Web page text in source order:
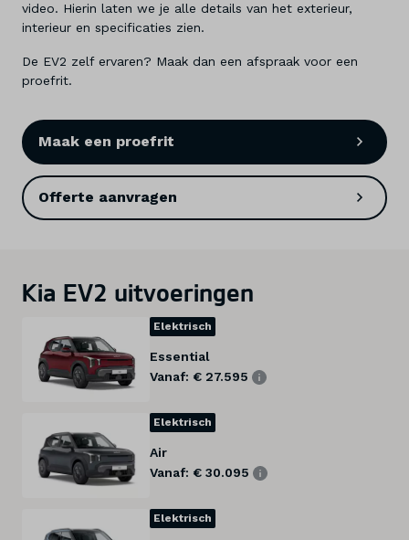
video. Hierin laten we je alle details van het exterieur,
interieur en specificaties zien.
De EV2 zelf ervaren? Maak dan een afspraak voor een
proefrit.
Maak een proefrit
Offerte aanvragen
Kia EV2 uitvoeringen
Elektrisch
Essential
Vanaf: € 27.595
Elektrisch
Air
Vanaf: € 30.095
Elektrisch